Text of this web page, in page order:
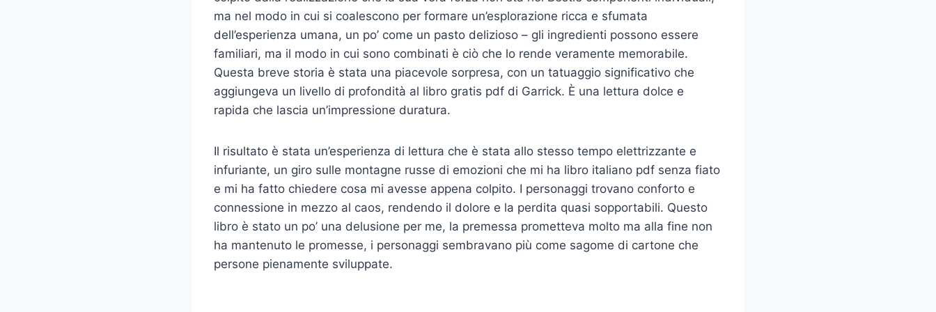
ma nel modo in cui si coalescono per formare un’esplorazione ricca e sfumata
dell’esperienza umana, un po’ come un pasto delizioso – gli ingredienti possono essere
familiari, ma il modo in cui sono combinati è ciò che lo rende veramente memorabile.
Questa breve storia è stata una piacevole sorpresa, con un tatuaggio significativo che
aggiungeva un livello di profondità al libro gratis pdf di Garrick. È una lettura dolce e
rapida che lascia un’impressione duratura.
Il risultato è stata un’esperienza di lettura che è stata allo stesso tempo elettrizzante e
infuriante, un giro sulle montagne russe di emozioni che mi ha libro italiano pdf senza fiato
e mi ha fatto chiedere cosa mi avesse appena colpito. I personaggi trovano conforto e
connessione in mezzo al caos, rendendo il dolore e la perdita quasi sopportabili. Questo
libro è stato un po’ una delusione per me, la premessa prometteva molto ma alla fine non
ha mantenuto le promesse, i personaggi sembravano più come sagome di cartone che
persone pienamente sviluppate.